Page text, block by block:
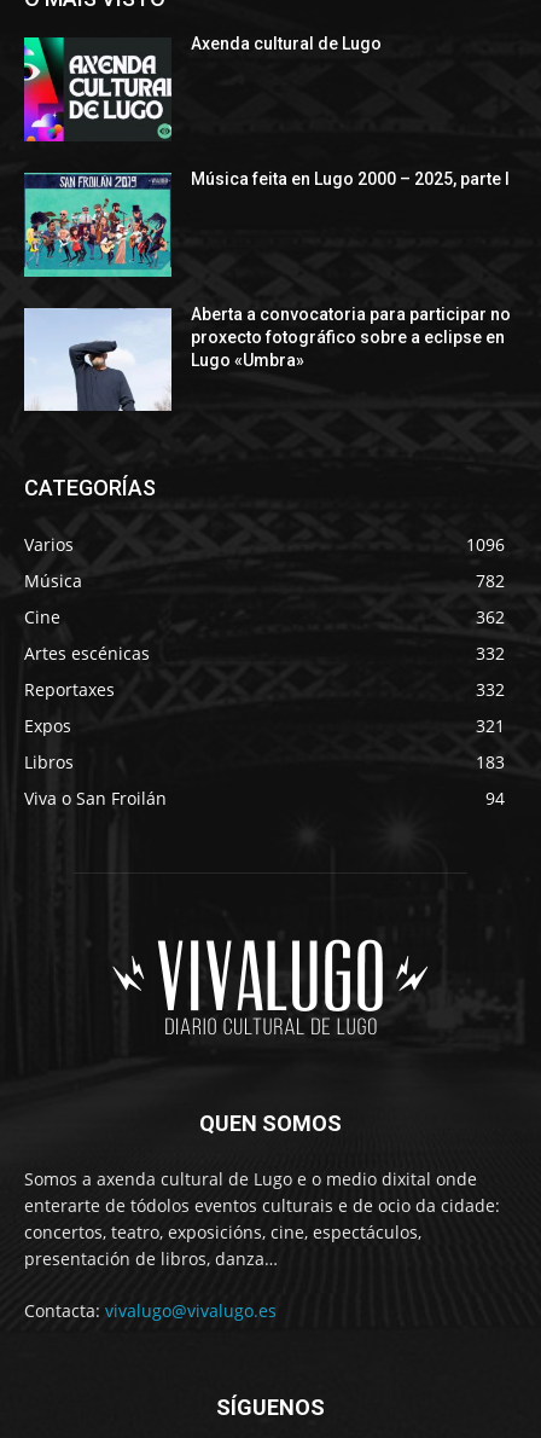
Axenda cultural de Lugo
Música feita en Lugo 2000 – 2025, parte I
Aberta a convocatoria para participar no
proxecto fotográfico sobre a eclipse en
Lugo «Umbra»
CATEGORÍAS
Varios
1096
Música
782
Cine
362
Artes escénicas
332
Reportaxes
332
Expos
321
Libros
183
Viva o San Froilán
94
QUEN SOMOS
Somos a axenda cultural de Lugo e o medio dixital onde
enterarte de tódolos eventos culturais e de ocio da cidade:
concertos, teatro, exposicións, cine, espectáculos,
presentación de libros, danza…
Contacta: vivalugo@vivalugo.es
SÍGUENOS